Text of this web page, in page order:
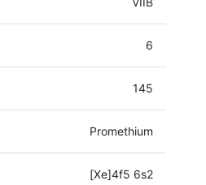
6
145
Promethium
[Xe]4f5 6s2